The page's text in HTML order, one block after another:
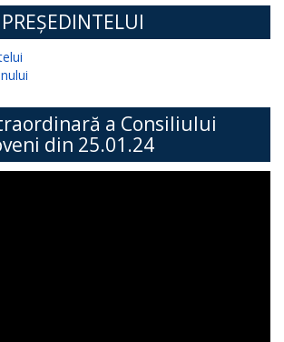
a Consiliului
din 25.01.24